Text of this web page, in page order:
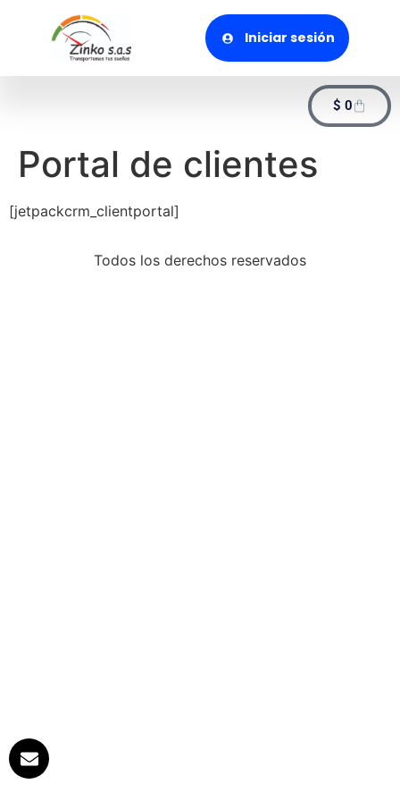
Iniciar sesión
$ 0
Portal de clientes
[jetpackcrm_clientportal]
Todos los derechos reservados